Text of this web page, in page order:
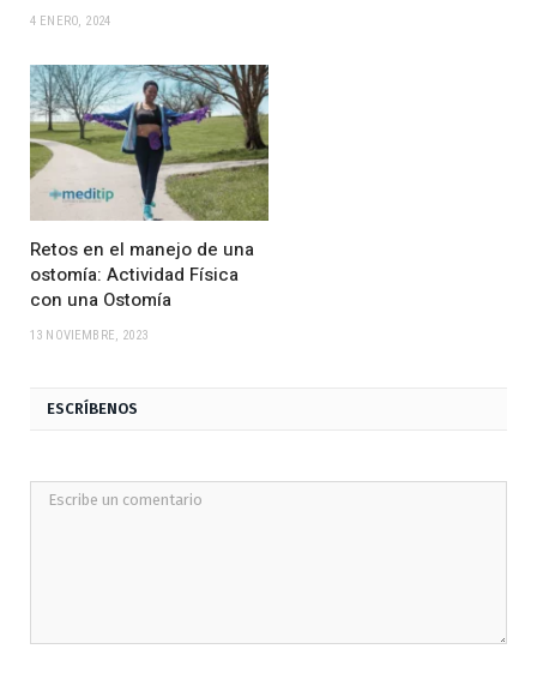
4 ENERO, 2024
Retos en el manejo de una
ostomía: Actividad Física
con una Ostomía
13 NOVIEMBRE, 2023
ESCRÍBENOS